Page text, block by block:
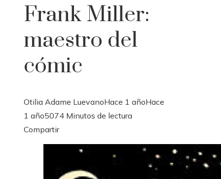
Frank Miller:
maestro del
cómic
Otilia Adame LuevanoHace 1 añoHace
1 año5074 Minutos de lectura
Facebook
Twitter
LinkedIn
Pinterest
Stumbleupon
Email
Compartir